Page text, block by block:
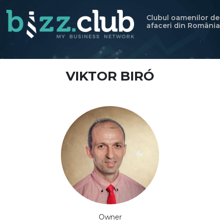
Clubul oamenilor de
afaceri din România
VIKTOR BIRÓ
Owner